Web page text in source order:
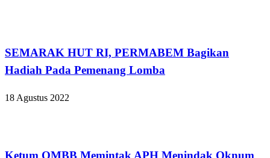
SEMARAK HUT RI, PERMABEM Bagikan
Hadiah Pada Pemenang Lomba
18 Agustus 2022
Ketum OMBB Memintak APH Menindak Oknum